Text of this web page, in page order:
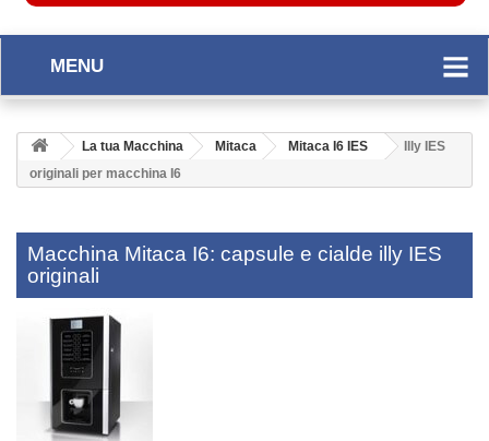
MENU
La tua Macchina Mitaca Mitaca I6 IES
Illy IES
originali per macchina I6
Macchina Mitaca I6: capsule e cialde illy IES
originali